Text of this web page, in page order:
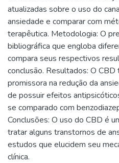
atualizadas sobre o uso do
ansiedade e comparar com
terapêutica. Metodologia: O
bibliográfica que engloba
compara seus respectivos
conclusão. Resultados: O
promissora na redução da
de possuir efeitos
se comparado com
Conclusões: O uso do CBD é
tratar alguns transtornos de
estudos que elucidem seu
clínica.